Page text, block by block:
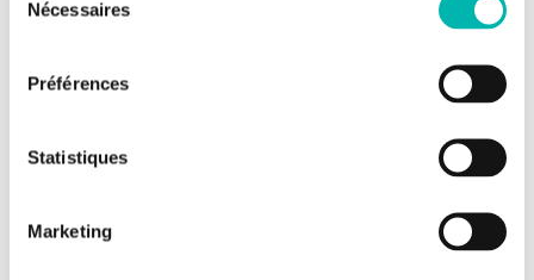
Nécessaires
Préférences
Statistiques
Marketing
l’implication de la reprogrammation métabolique des
l’étude de la régulation post-transcriptionnelle des points
de contrôle immunitaires exprimés par les cellules
tumoral et l’impact sur l’efficacité de l’immunothérapie
antitumorale et le développement de biomarqueurs
l’étude de la reprogrammation traductionnelle contrôlée
par la protéine FKBP7, des interactions moléculaire entre